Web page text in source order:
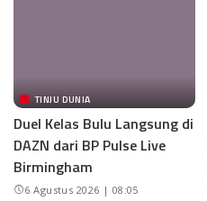
TINJU DUNIA
Duel Kelas Bulu Langsung di
DAZN dari BP Pulse Live
Birmingham
6 Agustus 2026 | 08:05